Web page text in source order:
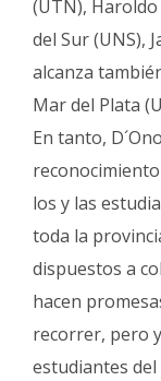
(UTN),
del Sur (UNS),
alcanza
Mar del Plata
En tanto,
los y las
toda la
dispuestos a
hacen
recorrer, pero
estudiantes